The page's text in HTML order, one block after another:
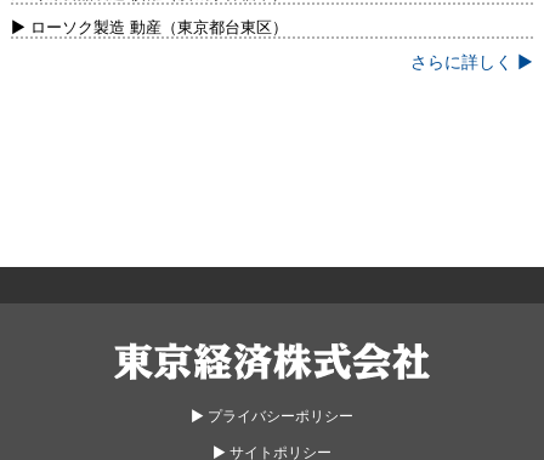
▶ ローソク製造 動産（東京都台東区）
さらに詳しく ▶
▶︎ プライバシーポリシー
▶︎ サイトポリシー